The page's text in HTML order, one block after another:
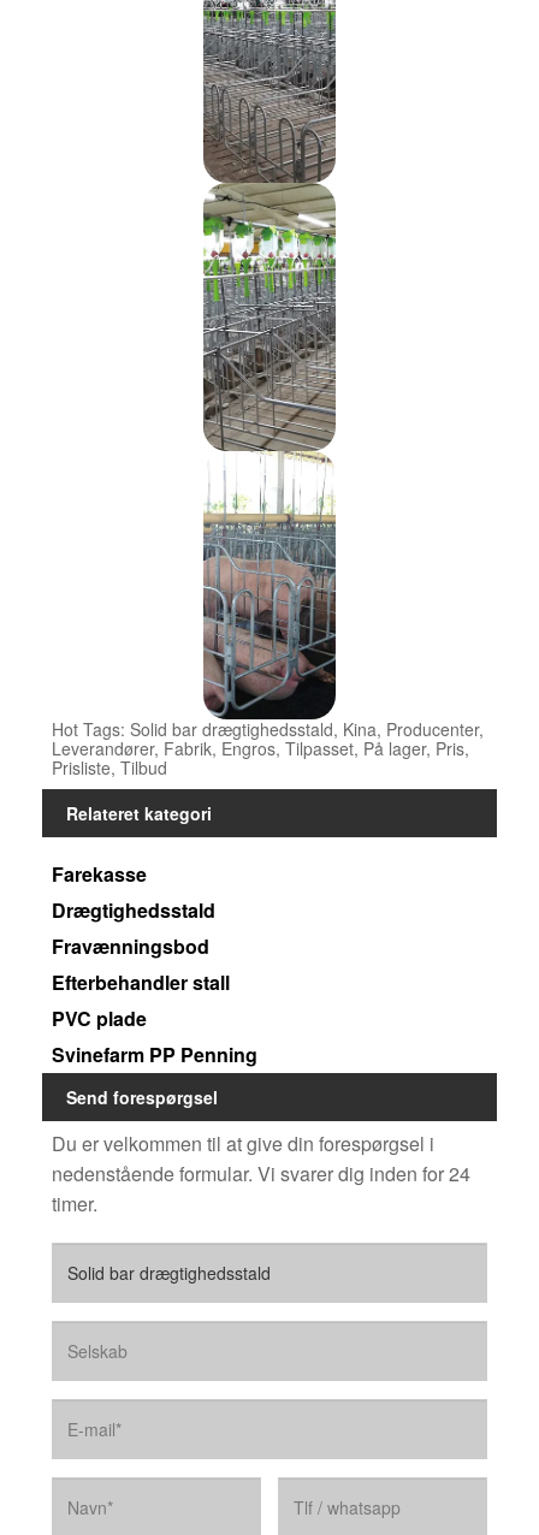
Hot Tags: Solid bar drægtighedsstald, Kina, Producenter,
Leverandører, Fabrik, Engros, Tilpasset, På lager, Pris,
Prisliste, Tilbud
Relateret kategori
Farekasse
Drægtighedsstald
Fravænningsbod
Efterbehandler stall
PVC plade
Svinefarm PP Penning
Send forespørgsel
Du er velkommen til at give din forespørgsel i
nedenstående formular. Vi svarer dig inden for 24
timer.